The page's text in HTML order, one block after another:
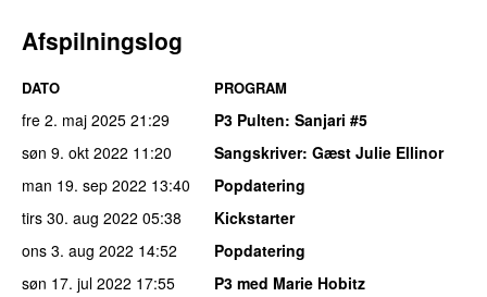
Afspilningslog
DATO PROGRAM
fre 2. maj 2025 21:29 P3 Pulten: Sanjari #5
søn 9. okt 2022 11:20 Sangskriver: Gæst Julie Ellinor
man 19. sep 2022 13:40
Popdatering
tirs 30. aug 2022 05:38
Kickstarter
ons 3. aug 2022 14:52
Popdatering
søn 17. jul 2022 17:55
P3 med Marie Hobitz